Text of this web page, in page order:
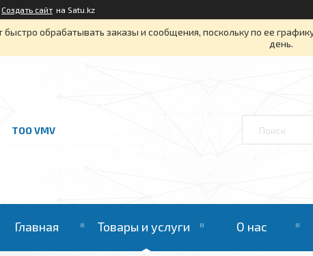
Создать сайт на Satu.kz
обрабатывать заказы и сообщения, поскольку по ее
день.
ТОО VMV
Главная Товары и услуги О нас